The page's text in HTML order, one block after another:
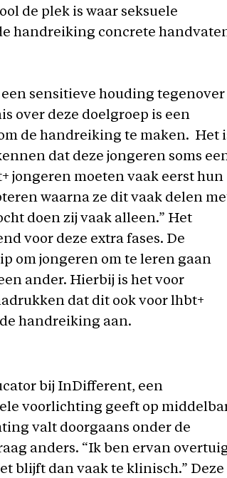
de plek is waar seksuele
handreiking concrete
sensitieve houding tegenover
over deze doelgroep is een
de handreiking te maken. Het
dat deze jongeren soms
jongeren moeten vaak eerst hun
waarna ze dit vaak delen
doen zij vaak alleen.” Het
voor deze extra fases. De
om jongeren om te leren gaan
ander. Hierbij is het voor
dat dit ook voor lhbt+
handreiking aan.
bij InDifferent, een
voorlichting geeft op
valt doorgaans onder de
anders. “Ik ben ervan
blijft dan vaak te klinisch.” Deze